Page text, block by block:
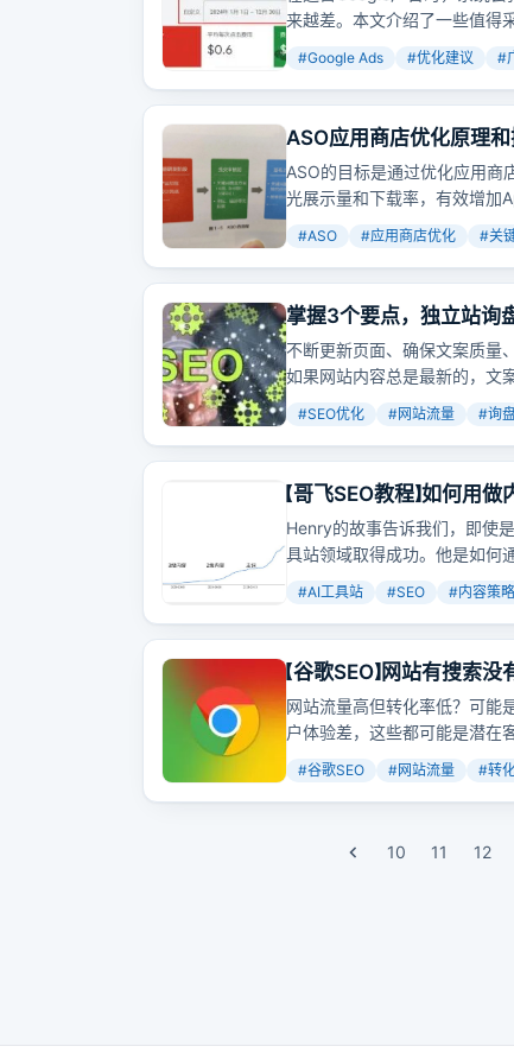
来越差。本文介绍了一些值得
#Google Ads #优化建议 #
ASO应用商店优化原理
ASO的目标是通过优化应用
光展示量和下载率，有效增加
App在应用商店中的高效推广
#ASO #应用商店优化 #关
掌握3个要点，独立站询
不断更新页面、确保文案质量
如果网站内容总是最新的，文
自然会蹭蹭上涨。
#SEO优化 #网站流量 #询
【哥飞SEO教程】如何用
Henry的故事告诉我们，即使
具站领域取得成功。他是如何
排名和曝光的呢？这背后有哪
#AI工具站 #SEO #内容策略
【谷歌SEO】网站有搜索
网站流量高但转化率低？可能
户体验差，这些都可能是潜在
#谷歌SEO #网站流量 #转
10 11 12